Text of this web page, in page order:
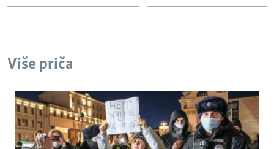
Više priča